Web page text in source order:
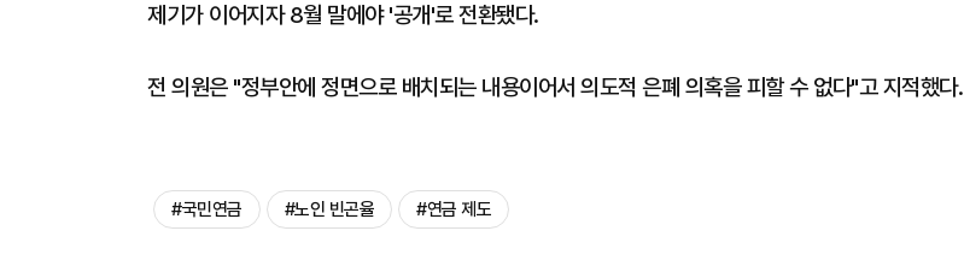
제기가 이어지자 8월 말에야 '공개'로 전환됐다.
전 의원은 "정부안에 정면으로 배치되는 내용이어서 의도적 은폐 의혹을 피할 수 없다"고 지적했다.
#국민연금 #노인 빈곤율 #연금 제도